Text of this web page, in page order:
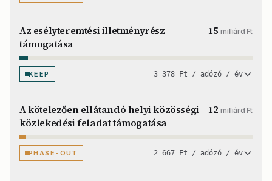
Az esélyteremtési illetményrész
támogatása
15milliárd Ft
KEEP 3 378 Ft / adózó / év
A kötelezően ellátandó helyi közösségi
közlekedési feladat támogatása
12milliárd Ft
PHASE-OUT 2 667 Ft / adózó / év